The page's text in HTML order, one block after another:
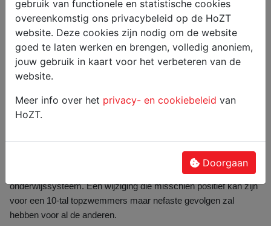
Atletiekfederatie lijkt zich te ontwikkelen in de Vlaamse
zwemwereld. “Overhaaste en ondoordachte beslissingen van
de federatietop zullen grootste deel van de zwemmers, coaches
en zeker de clubs in de problemen brengen.” aldus Olivier
Pingnet, hoofdtrainer van het Hoogstratens Zwem Team.
kalenderwijziging voor de komende jaren, staken coaches en
bestuursleden van heel wat Antwerpse Zwemclubs de hoofden
kritiek lijkt het er op dat de zwemfederatie deze wijzigingen wil
doorduwen. Een wijziging die hun inziens een nog grotere drop-
out zal veroorzaken doordat deze haaks staat op het Vlaamse
onderwijssysteem. Een wijziging die misschien positief kan zijn
voor een 10-tal topzwemmers maar nefaste gevolgen zal
hebben voor al de anderen.
gebruik van functionele en statistische cookies
overeenkomstig ons privacybeleid op de HoZT
website. Deze cookies zijn nodig om de website
goed te laten werken en brengen, volledig anoniem,
jouw gebruik in kaart voor het verbeteren van de
website.
Meer info over het privacy- en cookiebeleid van
HoZT.
Doorgaan